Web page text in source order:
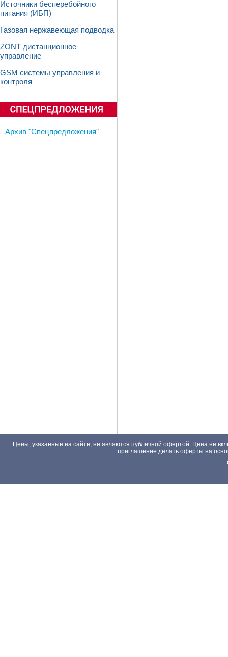
Источники бесперебойного
питания (ИБП)
Газовая нержавеющая подводка
ZONT дистанционное
управление
GSM системы управления и
контроля
Архив "Спецпредложения"
Цены, указанные на сайте, не являются публичной офертой. Цена не
приглашение делать оферты на